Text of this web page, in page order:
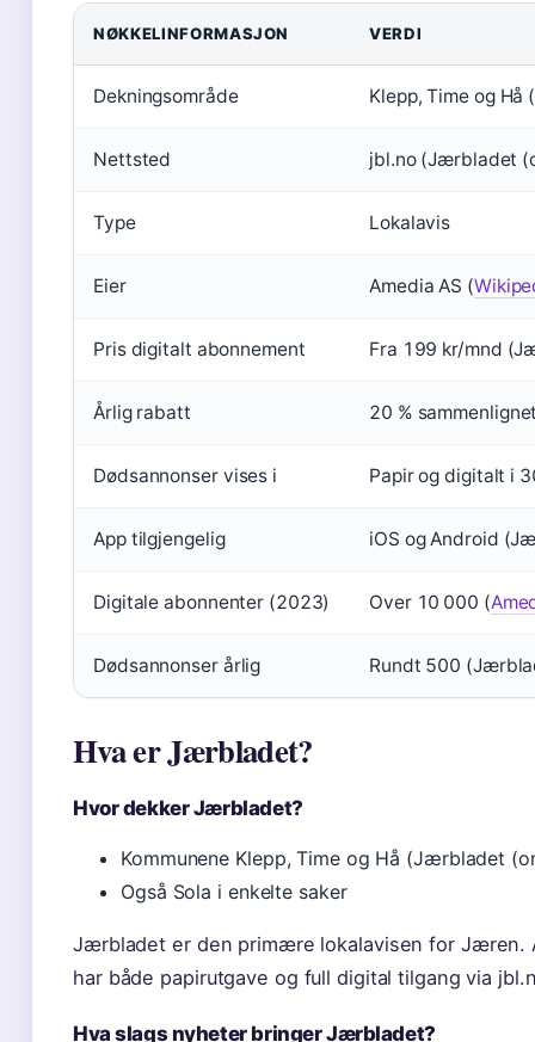
NØKKELINFORMASJON VERDI
Dekningsområde Klepp, Time og
Nettsted jbl.no (Jærbladet
Type Lokalavis
Eier Amedia AS (
Pris digitalt abonnement Fra 199 kr/mnd
Årlig rabatt 20 %
Dødsannonser vises i Papir og digitalt i
App tilgjengelig iOS og Android
Digitale abonnenter (2023) Over 10 000 (
Dødsannonser årlig Rundt 500
Hva er Jærbladet?
Hvor dekker Jærbladet?
Kommunene Klepp, Time og Hå (Jærbladet
Også Sola i enkelte saker
Jærbladet er den primære lokalavisen for Jæren.
har både papirutgave og full digital tilgang via
Hva slags nyheter bringer Jærbladet?